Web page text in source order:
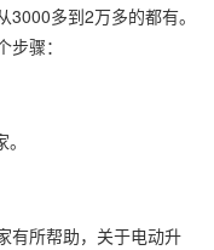
多到2万多的都有。
骤：
有所帮助，关于电动升